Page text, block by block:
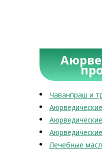
Чаванпраш и
Лечебные